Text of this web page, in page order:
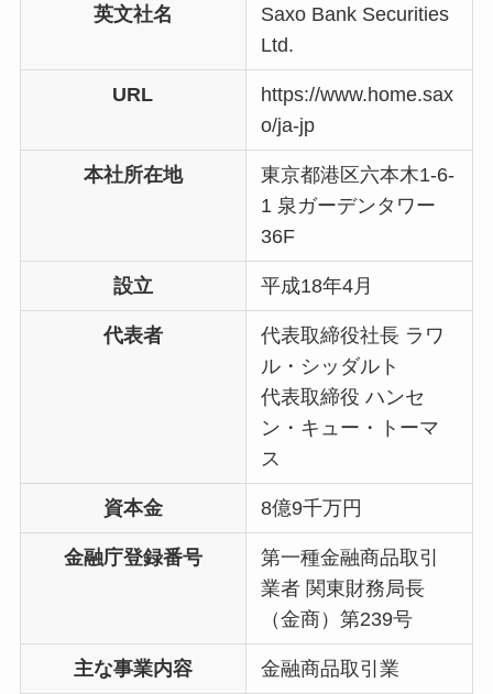
英文社名
Saxo Bank Securities
Ltd.
URL
https://www.home.sax
o/ja-jp
本社所在地
東京都港区六本木1-6-
1 泉ガーデンタワー
36F
設立 平成18年4月
代表者
代表取締役社長 ラワ
ル・シッダルト
代表取締役 ハンセ
ン・キュー・トーマ
ス
資本金 8億9千万円
金融庁登録番号
第一種金融商品取引
業者 関東財務局長
（金商）第239号
主な事業内容 金融商品取引業